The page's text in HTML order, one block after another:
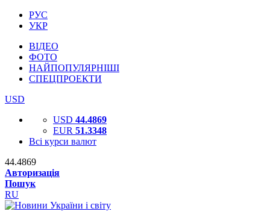
РУС
УКР
ВІДЕО
ФОТО
НАЙПОПУЛЯРНІШІ
СПЕЦПРОЕКТИ
USD
USD 44.4869
EUR 51.3348
Всі курси валют
44.4869
Авторизація
Пошук
RU